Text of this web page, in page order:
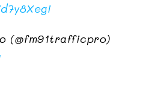
(@fm91trafficpro)